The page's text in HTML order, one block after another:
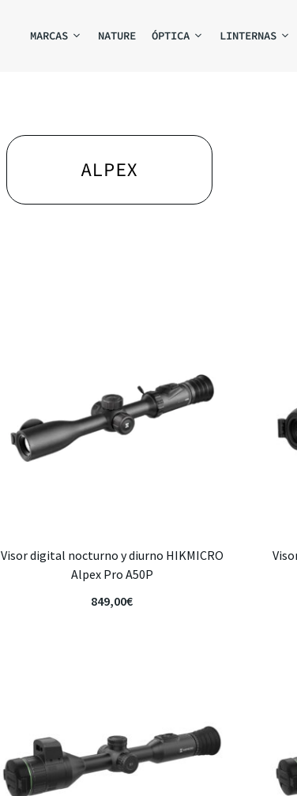
MARCAS NATURE ÓPTICA LINTERNAS
ALPEX
Visor digital nocturno y diurno HIKMICRO
Alpex Pro A50P
849,00€